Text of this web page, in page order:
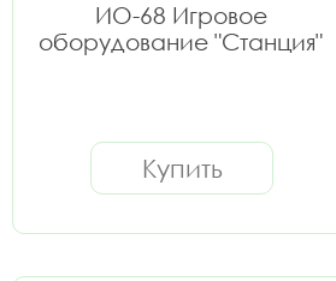
ИО-68 Игровое
оборудование "Станция"
Купить